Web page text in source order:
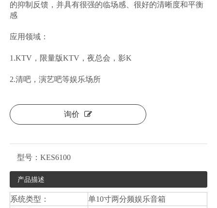
的抑制反馈，并具有很强的临场感、很好的清晰度和平衡
感
应用领域：
1.KTV，限量版KTV，夜总会，影K
2.清吧，演艺吧等娱乐场所
询价
型号： KES6100
产品描述
系统类型：
单10寸两分频娱乐音箱